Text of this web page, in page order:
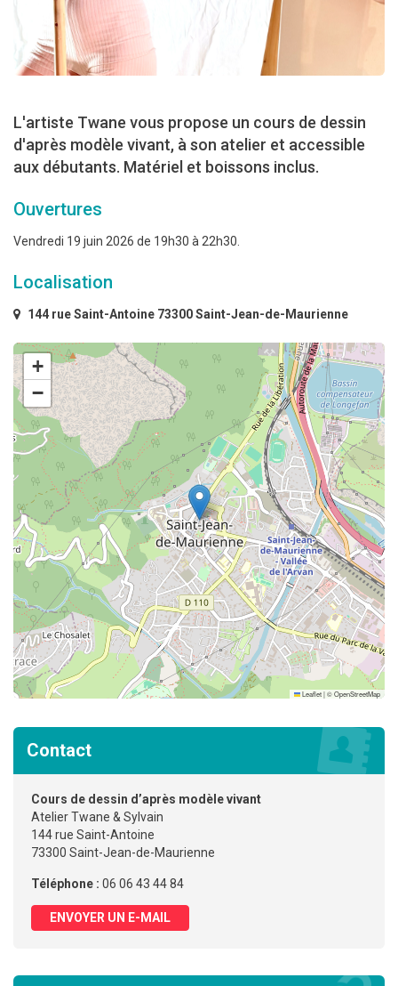
L'artiste Twane vous propose un cours de dessin
d'après modèle vivant, à son atelier et accessible
aux débutants. Matériel et boissons inclus.
Ouvertures
Vendredi 19 juin 2026 de 19h30 à 22h30.
Localisation
144 rue Saint-Antoine 73300 Saint-Jean-de-Maurienne
+
−
Leaflet|©OpenStreetMap
Contact
Cours de dessin d’après modèle vivant
Atelier Twane & Sylvain
144 rue Saint-Antoine
73300 Saint-Jean-de-Maurienne
Téléphone : 06 06 43 44 84
ENVOYER UN E-MAIL